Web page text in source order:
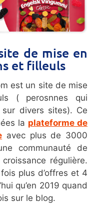
de mise en
et filleuls
est un site de mise
( perosnnes qui
divers sites). Ce
la plateforme de
avec plus de 3000
communauté de
régulière.
plus d’offres et 4
qu’en 2019 quand
sur le blog.